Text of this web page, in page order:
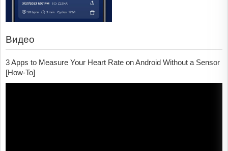
Видео
3 Apps to Measure Your Heart Rate on Android Without a Sensor
[How-To]